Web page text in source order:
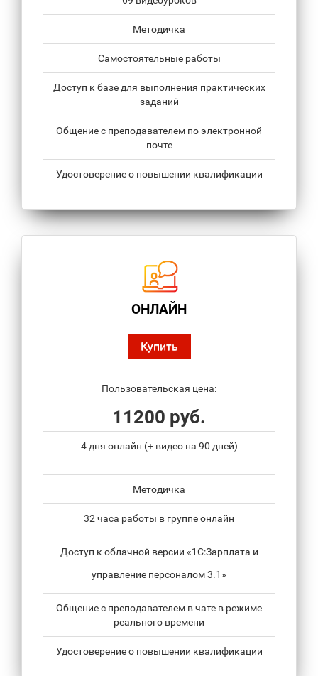
Методичка
Самостоятельные работы
Доступ к базе для выполнения практических
заданий
Общение с преподавателем по электронной
почте
Удостоверение о повышении квалификации
ОНЛАЙН
Купить
Пользовательская цена:
11200 руб.
4 дня онлайн (+ видео на 90 дней)
Методичка
32 часа работы в группе онлайн
Доступ к облачной версии «1С:Зарплата и
управление персоналом 3.1»
Общение с преподавателем в чате в режиме
реального времени
Удостоверение о повышении квалификации